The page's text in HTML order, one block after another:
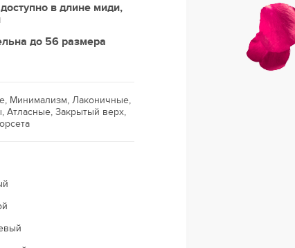
в длине миди,
до 56 размера
Минимализм, Лаконичные,
Атласные, Закрытый верх,